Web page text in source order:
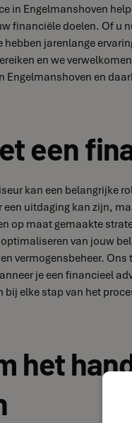
in Engelmanshoven
financiële doelen. Of u
hebben jarenlange
en we
Engelmanshoven en
een
kan een belangrijke
uitdaging kan zijn,
op maat gemaakte
van jouw
vermogensbeheer.
je een financieel
bij elke stap van het
het